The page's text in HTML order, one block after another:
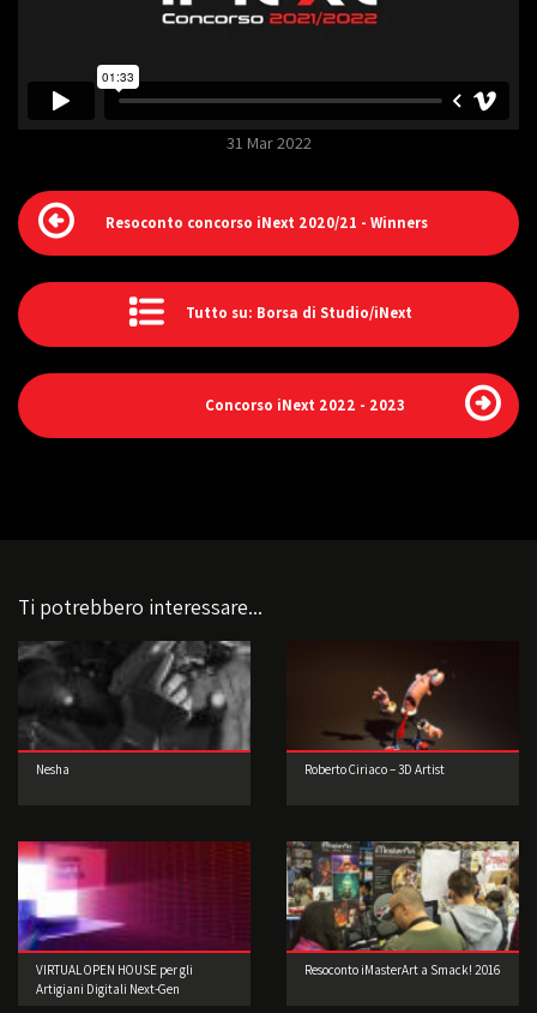
31 Mar 2022
Resoconto concorso iNext 2020/21 - Winners
Tutto su: Borsa di Studio/iNext
Concorso iNext 2022 - 2023
Ti potrebbero interessare...
Nesha Roberto Ciriaco – 3D Artist
VIRTUAL OPEN HOUSE per gli
Artigiani Digitali Next-Gen
Resoconto iMasterArt a Smack! 2016